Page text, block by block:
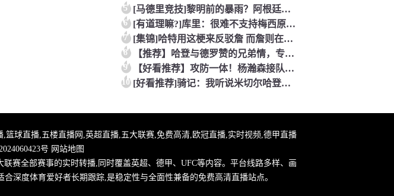
5 [马德里竞技]黎明前的暴雨？阿根廷世界杯决赛前最后一堂训练课
6 [有道理嘛?]库里：很难不支持梅西原来库里也是梅西球迷！
7 [集锦]哈特用这梗来反驳詹 而詹则在开玩笑地强调0比3和1比
8 【推荐】哈登与德罗赞的兄弟情，专属硬汉的温情
9 【好看推荐】攻防一体！杨瀚森接队友传球双手大力灌篮&防守端再
10 [好看推荐]骑记：我听说米切尔哈登和詹姆斯保持联系 但招募不
球直播,五楼直播网,英超直播,五大联赛,免费高清,欧冠直播,实时视频,德甲直播
号 网站地图
赛全部赛事的实时转播,同时覆盖英超、德甲、UFC等内容。平台线路多样、画
深度体育爱好者长期跟踪,是稳定性与全面性兼备的免费高清直播站点。